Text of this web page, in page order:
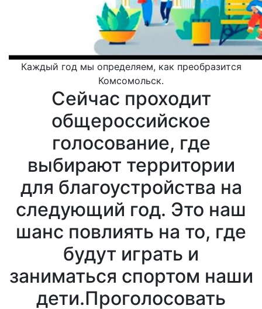
Каждый год мы определяем, как преобразится
Комсомольск.
Сейчас проходит
общероссийское
голосование, где
выбирают территории
для благоустройства на
следующий год. Это наш
шанс повлиять на то, где
будут играть и
заниматься спортом наши
дети.Проголосовать